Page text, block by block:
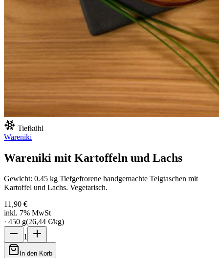
Tiefkühl
Wareniki
Wareniki mit Kartoffeln und Lachs
Gewicht: 0.45 kg Tiefgefrorene handgemachte Teigtaschen mit
Kartoffel und Lachs. Vegetarisch.
11,90 €
inkl. 7% MwSt
· 450 g(26,44 €/kg)
1
In den Korb